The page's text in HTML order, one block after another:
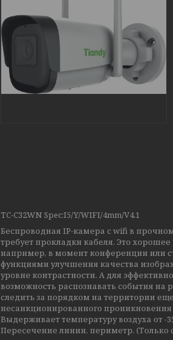
TC-C32WN Spec:I5/Y/WIFI/4mm/V4.1
Беспроводная IP-камера с wifi в
требует прокладки кабеля. Это
например, в момент конференции или
функциями улучшения качества
уровне контрастности. А для
возможность распознавать события на
следить за порядком на территории
несанкционированного
Выдерживает температуру воздуха от -
Пересечение линии, периметр. (Только